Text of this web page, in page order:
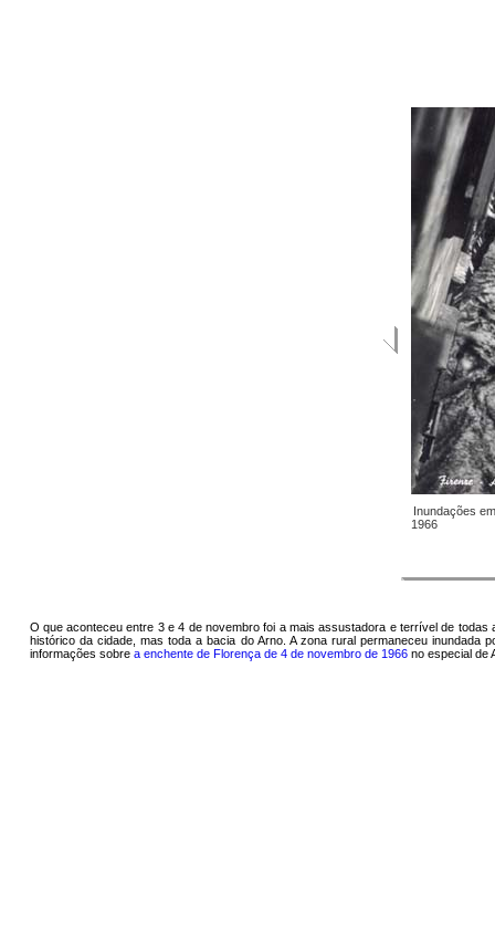
Inundações
1966
O que aconteceu entre 3 e 4 de novembro foi a mais assustadora e terrível de
histórico da cidade, mas toda a bacia do Arno. A zona rural permaneceu
informações sobre a enchente de Florença de 4 de novembro de 1966 no especial de